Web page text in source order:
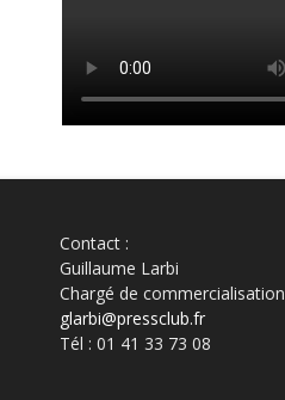
Contact :
Guillaume Larbi
Chargé de commercialisation
glarbi@pressclub.fr
Tél : 01 41 33 73 08